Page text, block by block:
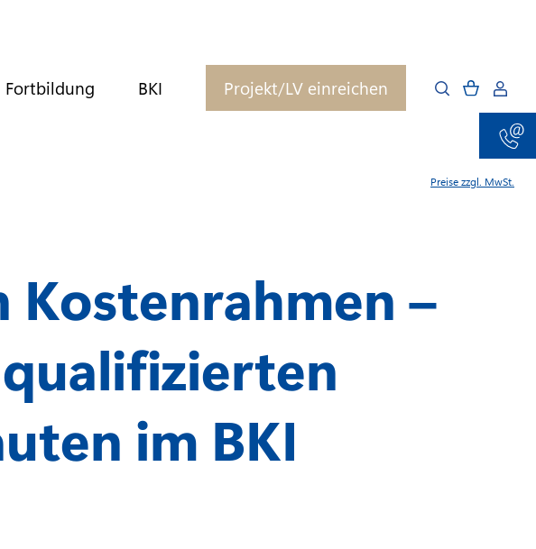
Fortbildung BKI Projekt/LV einreichen
Preise zzgl. MwSt.
Kostenrahmen –
im BKI